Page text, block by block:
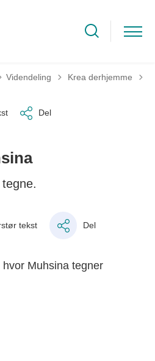
Videndeling Tilbage til
Krea derhjemme
Del
tekst Del
Muhsina tegner